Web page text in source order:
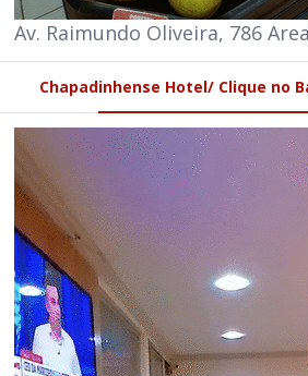
Av. Raimundo Oliveira, 786
Chapadinhense Hotel/ Clique no